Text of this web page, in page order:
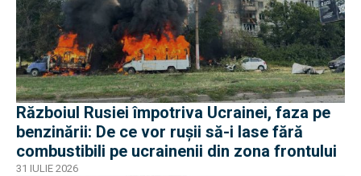
Războiul Rusiei împotriva Ucrainei, faza pe
benzinării: De ce vor rușii să-i lase fără
combustibili pe ucrainenii din zona frontului
31 IULIE 2026